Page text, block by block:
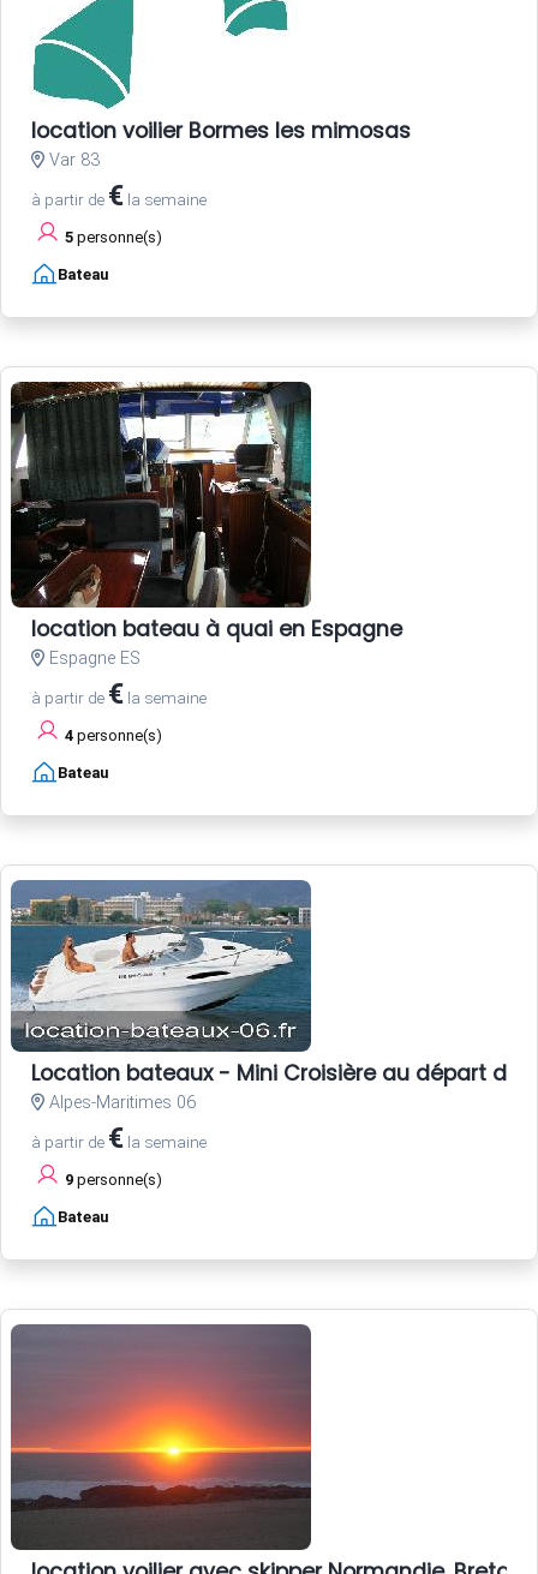
location voilier Bormes les mimosas
Var 83
à partir de € la semaine
5 personne(s)
Bateau
location bateau à quai en Espagne
Espagne ES
à partir de € la semaine
4 personne(s)
Bateau
Location bateaux - Mini Croisière au départ de
Alpes-Maritimes 06
à partir de € la semaine
9 personne(s)
Bateau